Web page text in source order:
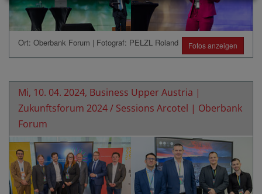
Ort: Oberbank Forum | Fotograf: PELZL Roland Fotos anzeigen
Mi, 10. 04. 2024, Business Upper Austria |
Zukunftsforum 2024 / Sessions Arcotel | Oberbank
Forum